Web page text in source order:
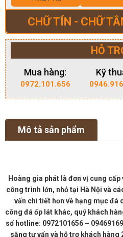
CHỮ TÍN - CHỮ
HỖ
Mua hàng:
0972.101.656
Kỹ
Mô tả sản phẩm
Hoàng gia phát là đơn vị cung
công trình lớn, nhỏ tại Hà Nội và
vấn chi tiết hơn về hạng mục đá
công đá ốp lát khác, quý khách
số hotline: 0972101656 –
sằng tư vấn và hỗ trợ khách